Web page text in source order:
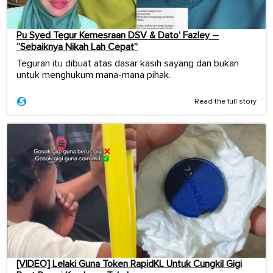
Pu Syed Tegur Kemesraan DSV & Dato’ Fazley –
“Sebaiknya Nikah Lah Cepat”
Teguran itu dibuat atas dasar kasih sayang dan bukan
untuk menghukum mana-mana pihak.
Read the full story
[VIDEO] Lelaki Guna Token RapidKL Untuk Cungkil Gigi